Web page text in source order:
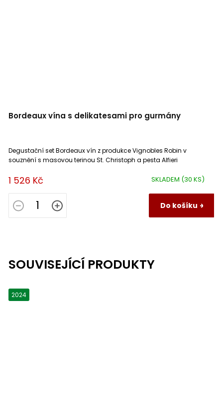
Bordeaux vína s delikatesami pro gurmány
SKLADEM (30 KS)
1 526 Kč
Do košíku
Degustační set Bordeaux vín z produkce Vignobles Robin v
souznění s masovou terinou St. Christoph a pesta Alfieri
SOUVISEJÍCÍ PRODUKTY
2024